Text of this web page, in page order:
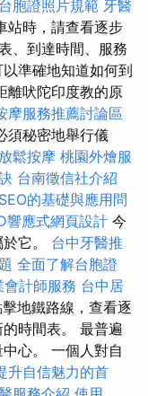
胞證照片規範 牙醫
站時，請查看逐步
、到達時間、服務
準確地知道如何到
離吠陀印度教的原
摩服務推薦討論區
須秘密地舉行儀
鬆按摩 桃園外燴服
台南徵信社介紹
的基礎與應用問
響應式網頁設計 今
它。 台中牙醫推
全面了解台胞證
會計師服務 台中居
地鐵路線，查看逐
時間表。 最普遍
心。 一個人對自
升自信魅力的首